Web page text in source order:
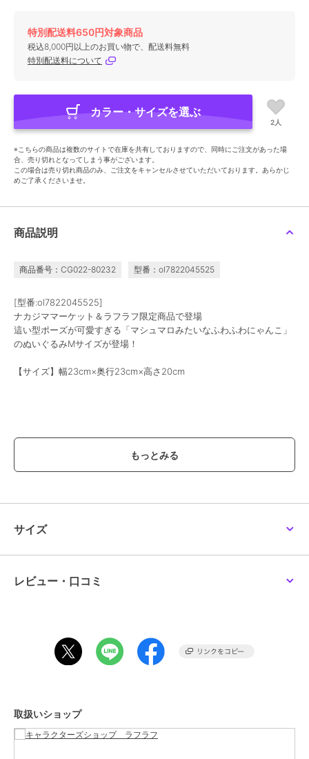
特別配送料650円対象商品
税込8,000円以上のお買い物で、配送料無料
特別配送料について
カラー・サイズを選ぶ
2人
※こちらの商品は複数のサイトで在庫を共有しておりますので、同時にご注文があった場
合、売り切れとなってしまう事がございます。
この場合は売り切れ商品のみ、ご注文をキャンセルさせていただいております。あらかじ
めご了承くださいませ。
商品説明
商品番号：CG022-80232 型番：ol7822045525
[型番:ol7822045525]
ナカジママーケット＆ラフラフ限定商品で登場
這い型ポーズが可愛すぎる「マシュマロみたいなふわふわにゃんこ」
のぬいぐるみMサイズが登場！
【サイズ】幅23cm×奥行23cm×高さ20cm
【価格改定のお知らせ】
こちらの商品は価格改定を実施させていただきます。
お届けする商品についているタグが旧価格の場合がございますが
※画像はあくまでも商品イメージになります。
実際の商品と色や仕様が異なる場合がありますので、予め御了承くだ
この商品は、不良品のみ返品を承ります
ショップ
キャラクターズショップ ラフラ
フ
すべてのキャラクターぬいぐるみ
サイズ
レビュー・口コミ
取扱いショップ